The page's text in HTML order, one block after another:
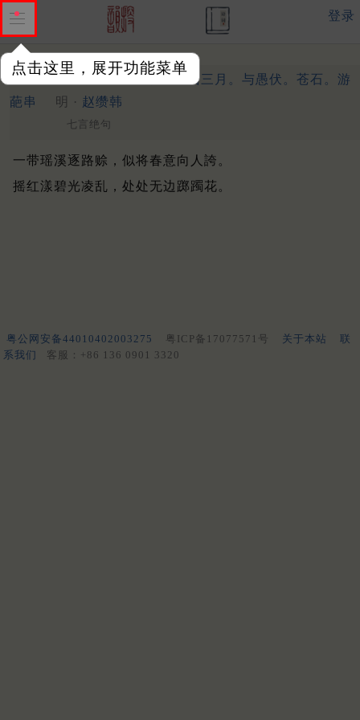
点击这里，展开功能菜单
登录
向葩串时。途中即景。辛酉三月。与愚伏。苍石。游
葩串
明 · 赵缵韩
七言绝句
一带瑶溪逐路赊，似将春意向人誇。
摇红漾碧光凌乱，处处无边踯躅花。
粤公网安备44010402003275 粤ICP备17077571号 关于本站
联
系我们
客服：+86 136 0901 3320